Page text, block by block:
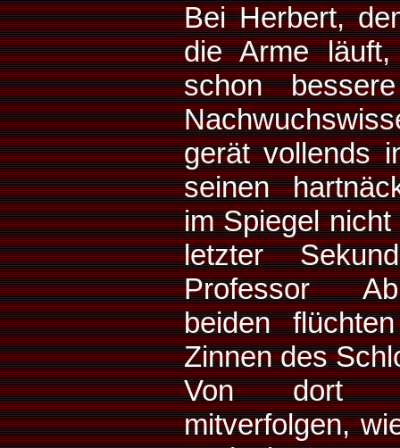
Bei Herbert,
die Arme
schon
gerät vollends
seinen
im Spiegel
letzter
Professor
beiden
Zinnen des
Von dort
mitverfolgen,